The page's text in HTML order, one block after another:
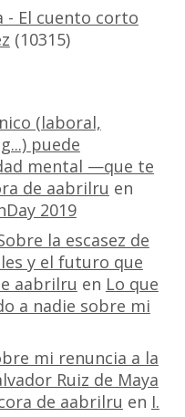
- El cuento corto
(10315)
(laboral,
puede
mental —que te
de aabrilru en
2019
la escasez de
y el futuro que
aabrilru en Lo que
a nadie sobre mi
mi renuncia a la
Ruiz de Maya
de aabrilru en I.